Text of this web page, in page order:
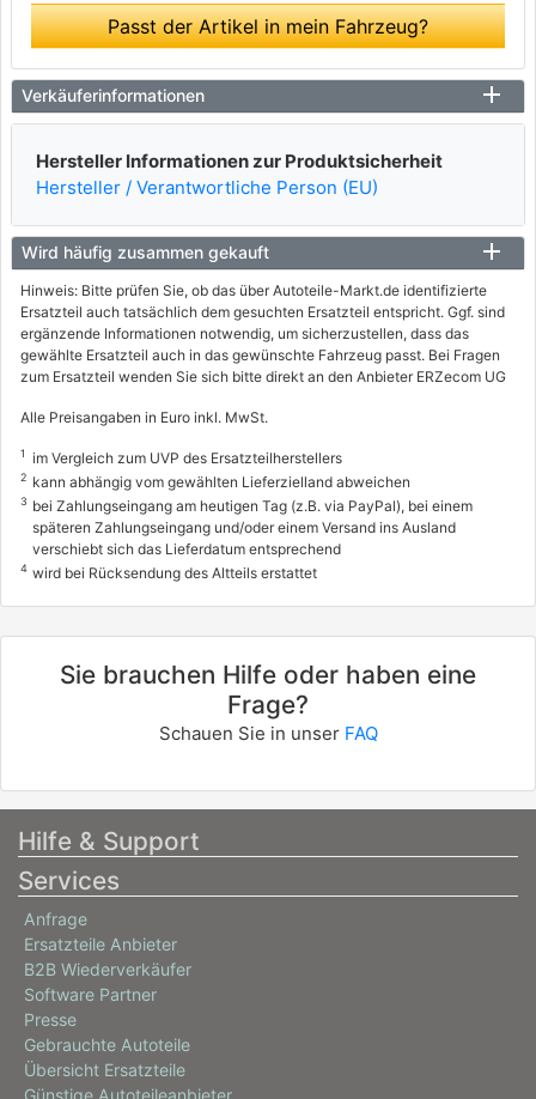
Passt der Artikel in mein Fahrzeug?
Verkäuferinformationen
Hersteller Informationen zur Produktsicherheit
Hersteller / Verantwortliche Person (EU)
Wird häufig zusammen gekauft
Hinweis: Bitte prüfen Sie, ob das über Autoteile-Markt.de identifizierte
Ersatzteil auch tatsächlich dem gesuchten Ersatzteil entspricht. Ggf. sind
ergänzende Informationen notwendig, um sicherzustellen, dass das
gewählte Ersatzteil auch in das gewünschte Fahrzeug passt. Bei Fragen
zum Ersatzteil wenden Sie sich bitte direkt an den Anbieter ERZecom UG
Alle Preisangaben in Euro inkl. MwSt.
1 im Vergleich zum UVP des Ersatzteilherstellers
2 kann abhängig vom gewählten Lieferzielland abweichen
3 bei Zahlungseingang am heutigen Tag (z.B. via PayPal), bei einem
späteren Zahlungseingang und/oder einem Versand ins Ausland
verschiebt sich das Lieferdatum entsprechend
4 wird bei Rücksendung des Altteils erstattet
Sie brauchen Hilfe oder haben eine
Frage?
Schauen Sie in unser FAQ
Hilfe & Support
Services
Anfrage
Ersatzteile Anbieter
B2B Wiederverkäufer
Software Partner
Presse
Gebrauchte Autoteile
Übersicht Ersatzteile
Günstige Autoteileanbieter